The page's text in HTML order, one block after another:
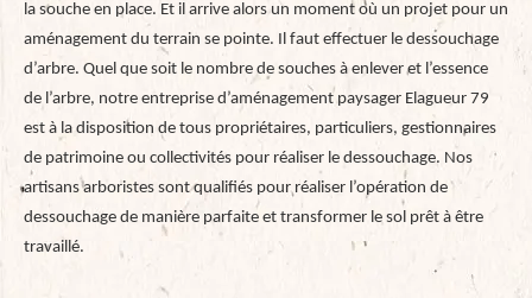
la souche en place. Et il arrive alors un moment où un projet pour un
aménagement du terrain se pointe. Il faut effectuer le dessouchage
d’arbre. Quel que soit le nombre de souches à enlever et l’essence
de l’arbre, notre entreprise d’aménagement paysager Elagueur 79
est à la disposition de tous propriétaires, particuliers, gestionnaires
de patrimoine ou collectivités pour réaliser le dessouchage. Nos
artisans arboristes sont qualifiés pour réaliser l’opération de
dessouchage de manière parfaite et transformer le sol prêt à être
travaillé.